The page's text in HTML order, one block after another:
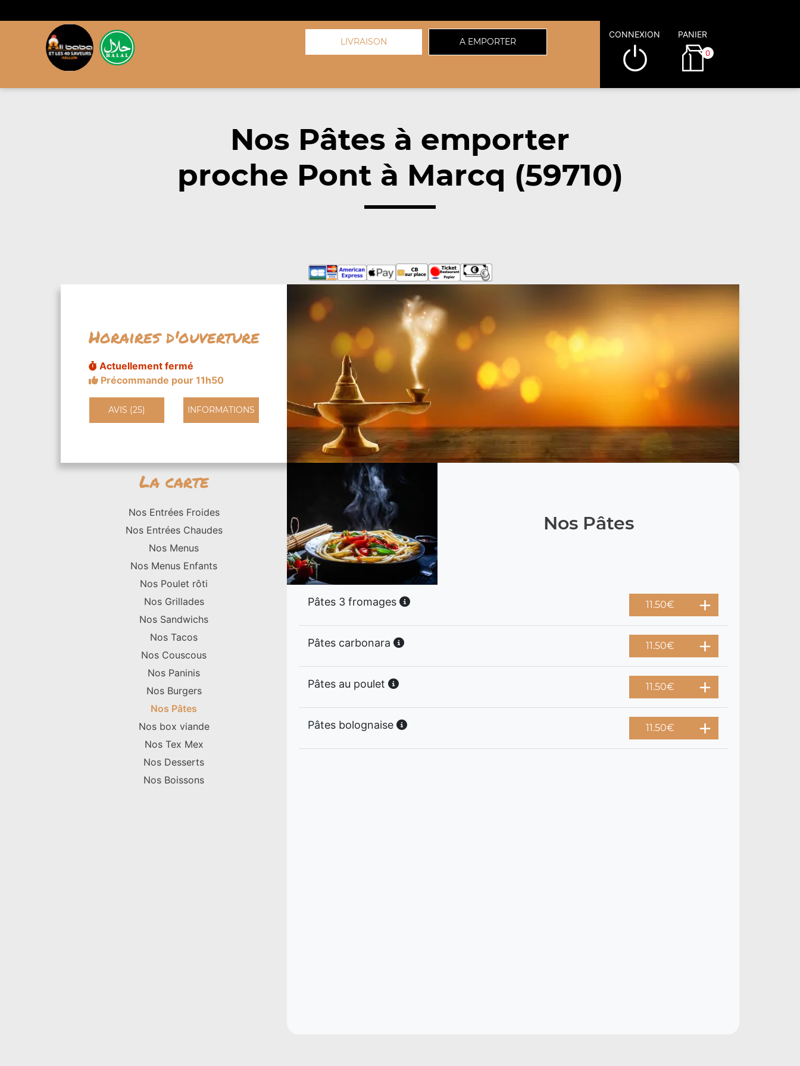
LIVRAISON A EMPORTER
CONNEXION PANIER
0
Nos Pâtes à emporter
proche Pont à Marcq (59710)
Horaires d'ouverture
Actuellement fermé
Précommande pour 11h50
AVIS (25) INFORMATIONS
La carte
Nos Entrées Froides
Nos Entrées Chaudes
Nos Menus
Nos Menus Enfants
Nos Poulet rôti
Nos Grillades
Nos Sandwichs
Nos Tacos
Nos Couscous
Nos Paninis
Nos Burgers
Nos Pâtes
Nos box viande
Nos Tex Mex
Nos Desserts
Nos Boissons
Nos Pâtes
Pâtes 3 fromages 11.50€
Pâtes carbonara 11.50€
Pâtes au poulet 11.50€
Pâtes bolognaise 11.50€